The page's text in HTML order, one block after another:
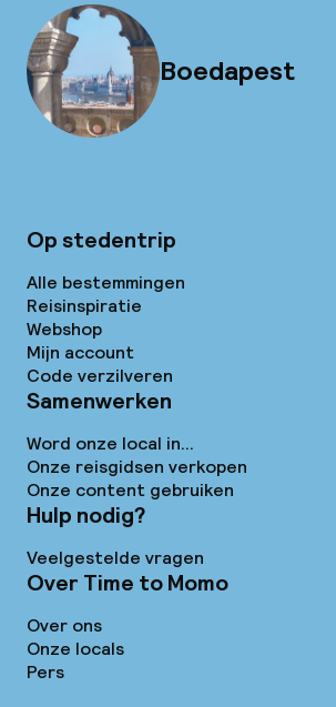
Boedapest
Op stedentrip
Alle bestemmingen
Reisinspiratie
Webshop
Mijn account
Code verzilveren
Samenwerken
Word onze local in...
Onze reisgidsen verkopen
Onze content gebruiken
Hulp nodig?
Veelgestelde vragen
Over Time to Momo
Over ons
Onze locals
Pers